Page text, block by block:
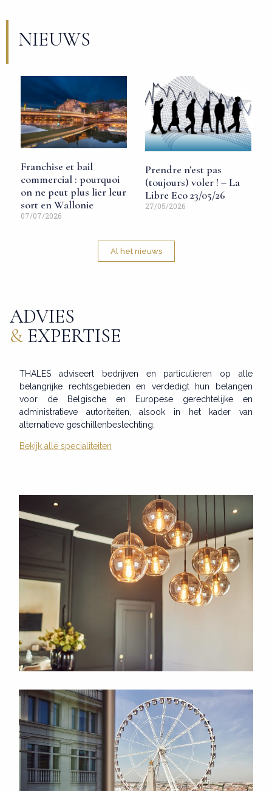
NIEUWS
Franchise et bail
commercial : pourquoi
on ne peut plus lier leur
sort en Wallonie
07/07/2026
Prendre n’est pas
(toujours) voler ! – La
Libre Eco 23/05/26
27/05/2026
Al het nieuws
ADVIES
& EXPERTISE
THALES adviseert bedrijven en particulieren op alle
belangrijke rechtsgebieden en verdedigt hun belangen
voor de Belgische en Europese gerechtelijke en
administratieve autoriteiten, alsook in het kader van
alternatieve geschillenbeslechting.
Bekijk alle specialiteiten